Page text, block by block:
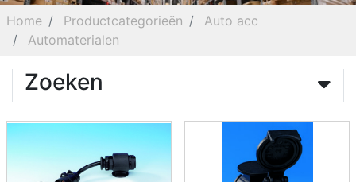
Home Productcategorieën
Auto acc
Automaterialen
Zoeken